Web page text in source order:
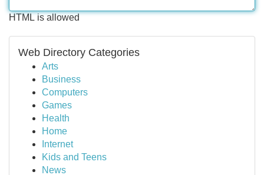
HTML is allowed
Web Directory Categories
Arts
Business
Computers
Games
Health
Home
Internet
Kids and Teens
News